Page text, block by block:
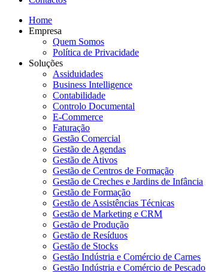
Home
Empresa
Quem Somos
Política de Privacidade
Soluções
Assiduidades
Business Intelligence
Contabilidade
Controlo Documental
E-Commerce
Faturação
Gestão Comercial
Gestão de Agendas
Gestão de Ativos
Gestão de Centros de Formação
Gestão de Creches e Jardins de Infância
Gestão de Formação
Gestão de Assistências Técnicas
Gestão de Marketing e CRM
Gestão de Produção
Gestão de Resíduos
Gestão de Stocks
Gestão Indústria e Comércio de Carnes
Gestão Indústria e Comércio de Pescado